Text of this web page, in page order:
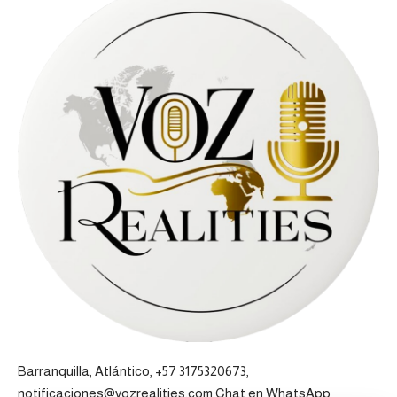
Barranquilla, Atlántico, +57 3175320673,
notificaciones@vozrealities.com Chat en WhatsApp